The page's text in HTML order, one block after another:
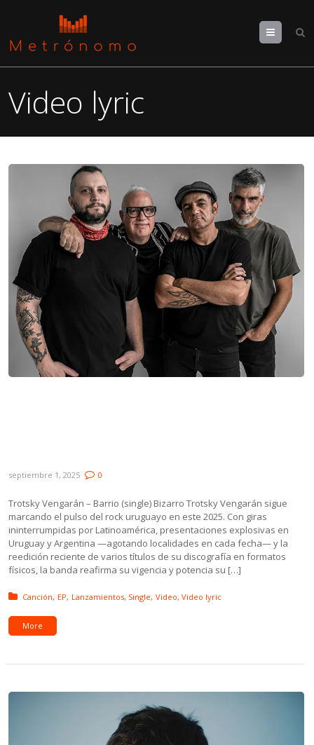
Menu
Video lyric
septiembre 1, 2025 0
Trotsky Vengarán – Barrio (single) Bizarro Trotsky Vengarán sigue
marcando el pulso del rock uruguayo en este 2025. Con giras
ininterrumpidas por Latinoamérica, presentaciones explosivas en
Uruguay y Argentina —agotando localidades en cada fecha— y la
reedición reciente de varios títulos de su discografía en formatos
físicos, la banda reafirma su vigencia y potencia su […]
Posted in:
Canción EP Lanzamientos Single Video Video lyric
More